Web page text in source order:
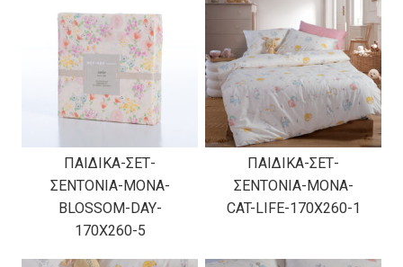
ΠΑΙΔΙΚΑ-ΣΕΤ-
ΣΕΝΤΟΝΙΑ-ΜΟΝΑ-
BLOSSOM-DAY-
170X260-5
ΠΑΙΔΙΚΑ-ΣΕΤ-
ΣΕΝΤΟΝΙΑ-ΜΟΝΑ-
CAT-LIFE-170X260-1